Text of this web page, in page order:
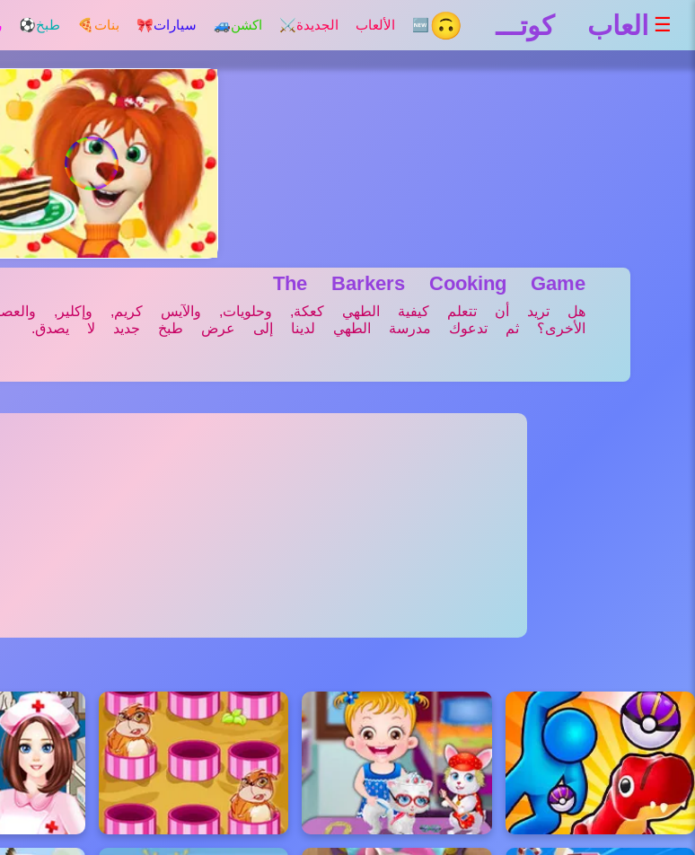
☰ العاب كوتـــ 🙃 🆕 الألعاب الجديدة ⚔️ اكشن🚙 سيارات🎀 بنات 🍕 طبخ⚽
The Barkers Cooking Game
هل تريد أن تتعلم كيفية الطهي كعكة, وحلويات, والآيس كريم, وإكلير,
الأخرى؟ ثم تدعوك مدرسة الطهي لدينا إلى عرض طبخ جديد لا يصدق.